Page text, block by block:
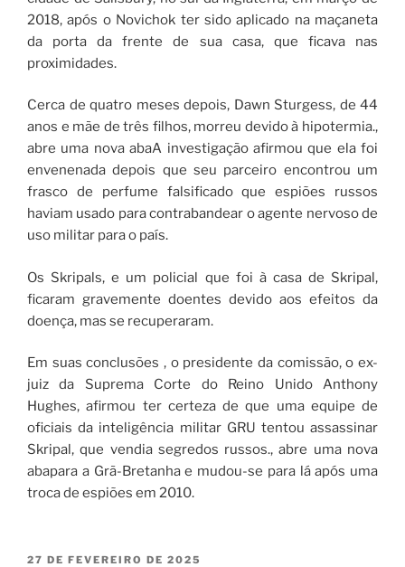
2018, após o Novichok ter sido aplicado na maçaneta
da porta da frente de sua casa, que ficava nas
proximidades.
Cerca de quatro meses depois, Dawn Sturgess, de 44
anos e mãe de três filhos, morreu devido à hipotermia.,
abre uma nova abaA investigação afirmou que ela foi
envenenada depois que seu parceiro encontrou um
frasco de perfume falsificado que espiões russos
haviam usado para contrabandear o agente nervoso de
uso militar para o país.
Os Skripals, e um policial que foi à casa de Skripal,
ficaram gravemente doentes devido aos efeitos da
doença, mas se recuperaram.
Em suas conclusões , o presidente da comissão, o ex-
juiz da Suprema Corte do Reino Unido Anthony
Hughes, afirmou ter certeza de que uma equipe de
oficiais da inteligência militar GRU tentou assassinar
Skripal, que vendia segredos russos., abre uma nova
abapara a Grã-Bretanha e mudou-se para lá após uma
troca de espiões em 2010.
27 DE FEVEREIRO DE 2025